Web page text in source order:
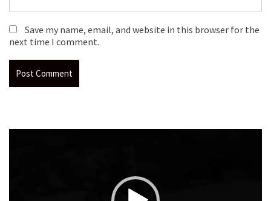
Save my name, email, and website in this browser for the
next time I comment.